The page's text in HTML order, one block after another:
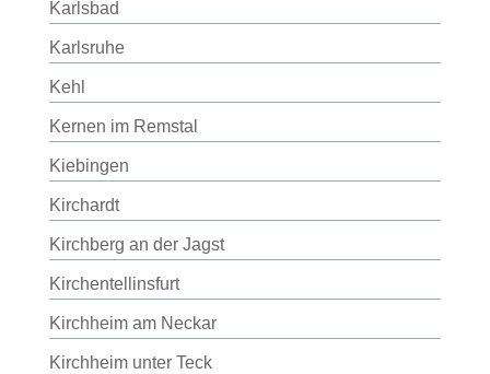
Karlsbad
Karlsruhe
Kehl
Kernen im Remstal
Kiebingen
Kirchardt
Kirchberg an der Jagst
Kirchentellinsfurt
Kirchheim am Neckar
Kirchheim unter Teck